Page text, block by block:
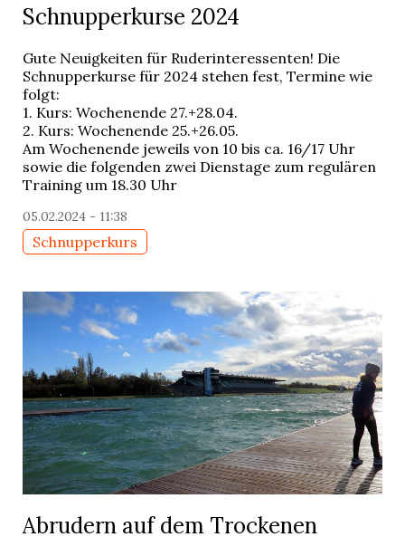
Schnupperkurse 2024
Gute Neuigkeiten für Ruderinteressenten! Die
Schnupperkurse für 2024 stehen fest, Termine wie
folgt:
1. Kurs: Wochenende 27.+28.04.
2. Kurs: Wochenende 25.+26.05.
Am Wochenende jeweils von 10 bis ca. 16/17 Uhr
sowie die folgenden zwei Dienstage zum regulären
Training um 18.30 Uhr
05.02.2024 - 11:38
Schnupperkurs
Abrudern auf dem Trockenen